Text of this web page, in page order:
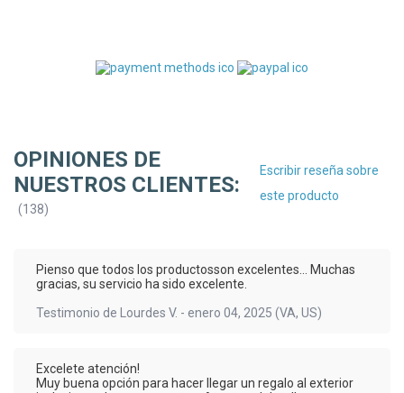
OPINIONES DE
NUESTROS CLIENTES:
(138)
Escribir reseña sobre
este producto
Pienso que todos los productosson excelentes... Muchas
gracias, su servicio ha sido excelente.
Testimonio de Lourdes V. - enero 04, 2025 (VA, US)
Excelete atención!
Muy buena opción para hacer llegar un regalo al exterior